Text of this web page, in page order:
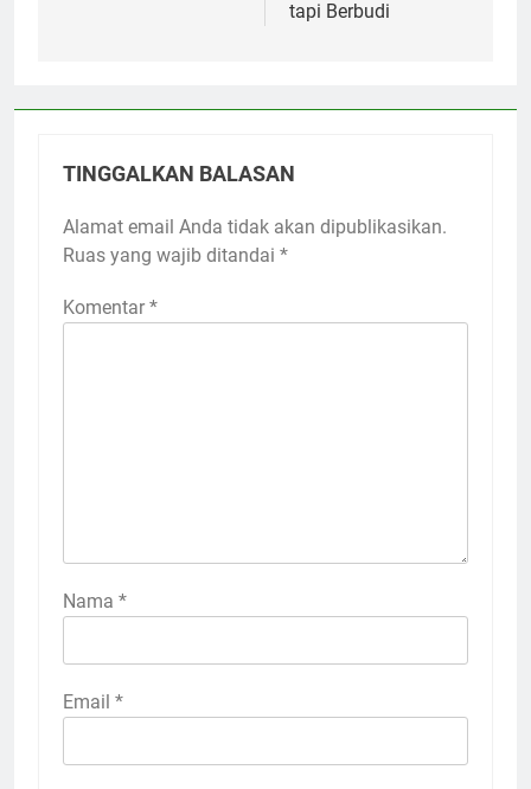
tapi Berbudi
TINGGALKAN BALASAN
Alamat email Anda tidak akan dipublikasikan.
Ruas yang wajib ditandai *
Komentar *
Nama *
Email *